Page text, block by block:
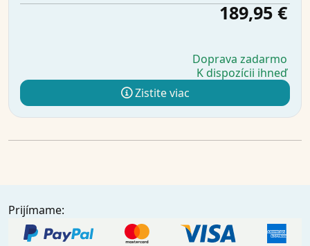
189,95 €
Doprava zadarmo
K dispozícii ihneď
Zistite viac
Prijímame: